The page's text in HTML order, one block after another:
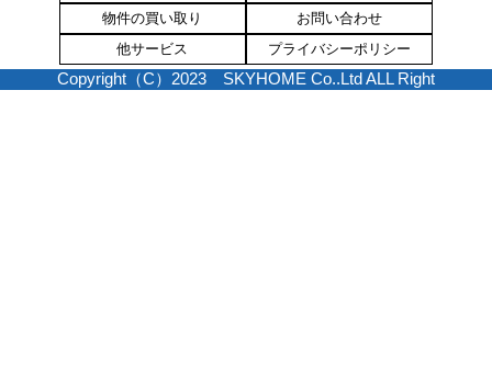
物件の買い取り
お問い合わせ
他サービス
プライバシーポリシー
Copyright（C）2023 SKYHOME Co..Ltd ALL Right